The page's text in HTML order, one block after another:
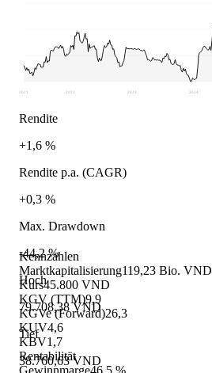
Kennzahlen
Marktkapitalisierung119,23 Bio. VND
Kurs45.800 VND
KGV (TTM)9,9
KGVe (Forward)26,3
KUV4,6
KBV1,7
Rentabilität
2021 2022 2023 2024
Rendite
+1,6 %
Rendite p.a. (CAGR)
+0,3 %
Max. Drawdown
-44,2 %
Hoch
79.708,38 VND
Tief
38.760,63 VND